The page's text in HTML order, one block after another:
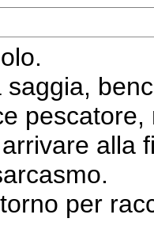
alla
per